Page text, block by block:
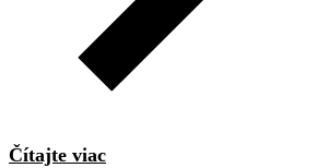
Čítajte viac